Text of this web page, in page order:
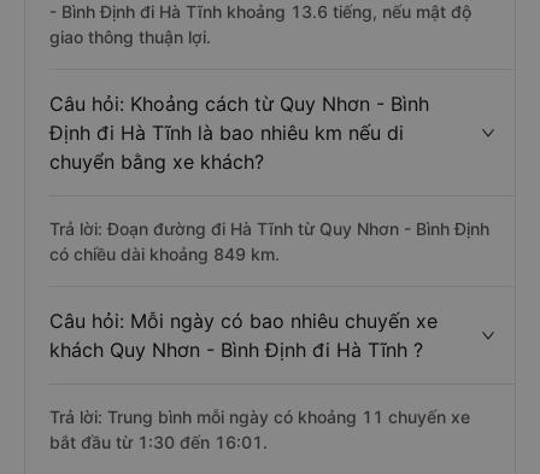
- Bình Định đi Hà Tĩnh khoảng 13.6 tiếng, nếu mật độ
giao thông thuận lợi.
Câu hỏi: Khoảng cách từ Quy Nhơn - Bình
Định đi Hà Tĩnh là bao nhiêu km nếu di
chuyển bằng xe khách?
Trả lời: Đoạn đường đi Hà Tĩnh từ Quy Nhơn - Bình Định
có chiều dài khoảng 849 km.
Câu hỏi: Mỗi ngày có bao nhiêu chuyến xe
khách Quy Nhơn - Bình Định đi Hà Tĩnh ?
Trả lời: Trung bình mỗi ngày có khoảng 11 chuyến xe
bắt đầu từ 1:30 đến 16:01.